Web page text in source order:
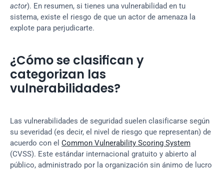
actor). En resumen, si tienes una vulnerabilidad en tu
sistema, existe el riesgo de que un actor de amenaza la
explote para perjudicarte.
¿Cómo se clasifican y
categorizan las
vulnerabilidades?
Las vulnerabilidades de seguridad suelen clasificarse según
su severidad (es decir, el nivel de riesgo que representan) de
acuerdo con el Common Vulnerability Scoring System
(CVSS). Este estándar internacional gratuito y abierto al
público, administrado por la organización sin ánimo de lucro